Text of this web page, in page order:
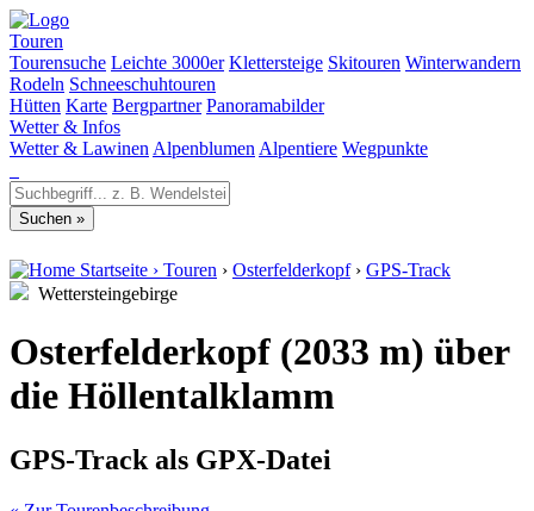
Touren
Tourensuche Leichte 3000er Klettersteige Skitouren Winterwandern
Rodeln Schneeschuhtouren
Hütten Karte Bergpartner Panoramabilder
Wetter & Infos
Wetter & Lawinen Alpenblumen Alpentiere Wegpunkte
Startseite › Touren › Osterfelderkopf › GPS-Track
Wettersteingebirge
Osterfelderkopf (2033 m) über
die Höllentalklamm
GPS-Track als GPX-Datei